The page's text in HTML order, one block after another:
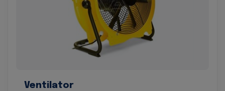
Ventilator